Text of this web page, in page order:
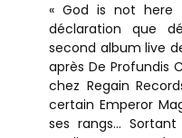
« God is not here
déclaration que
second album live
après De Profundis
chez Regain
certain Emperor
ses rangs...